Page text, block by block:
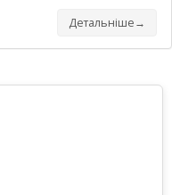
Детальніше→